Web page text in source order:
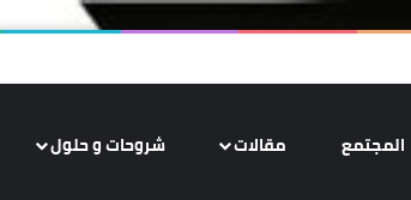
المجتمع مقالات شروحات و حلول